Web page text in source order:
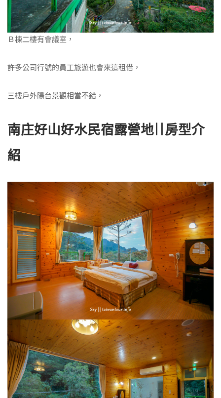
Ｂ棟二樓有會議室，
許多公司行號的員工旅遊也會來這租借，
三樓戶外陽台景觀相當不錯，
南庄好山好水民宿露營地||房型介
紹